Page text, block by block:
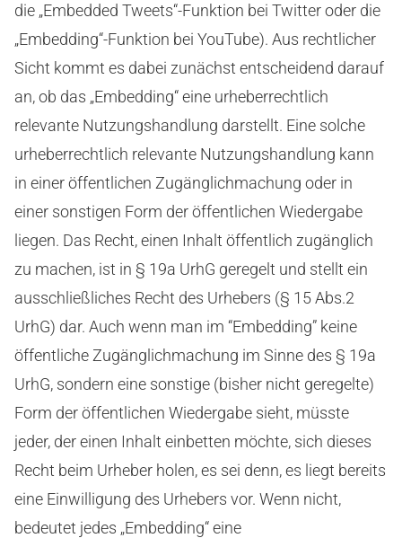
die „Embedded Tweets“-Funktion bei Twitter oder die
„Embedding“-Funktion bei YouTube). Aus rechtlicher
Sicht kommt es dabei zunächst entscheidend darauf
an, ob das „Embedding“ eine urheberrechtlich
relevante Nutzungshandlung darstellt. Eine solche
urheberrechtlich relevante Nutzungshandlung kann
in einer öffentlichen Zugänglichmachung oder in
einer sonstigen Form der öffentlichen Wiedergabe
liegen. Das Recht, einen Inhalt öffentlich zugänglich
zu machen, ist in § 19a UrhG geregelt und stellt ein
ausschließliches Recht des Urhebers (§ 15 Abs.2
UrhG) dar. Auch wenn man im “Embedding” keine
öffentliche Zugänglichmachung im Sinne des § 19a
UrhG, sondern eine sonstige (bisher nicht geregelte)
Form der öffentlichen Wiedergabe sieht, müsste
jeder, der einen Inhalt einbetten möchte, sich dieses
Recht beim Urheber holen, es sei denn, es liegt bereits
eine Einwilligung des Urhebers vor. Wenn nicht,
bedeutet jedes „Embedding“ eine